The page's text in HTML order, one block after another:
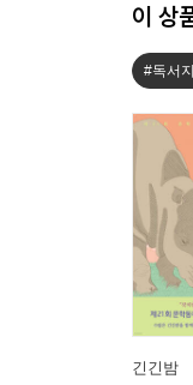
이 상
#독서
긴긴밤